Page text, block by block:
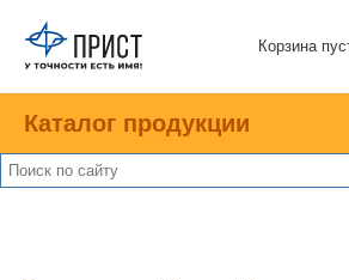
Корзина
Каталог продукции